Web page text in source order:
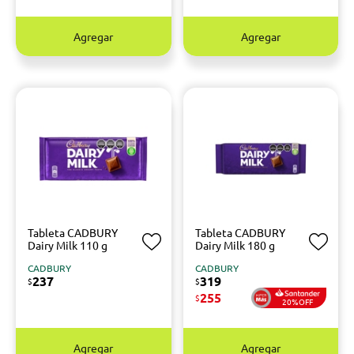
Agregar Agregar
Tableta CADBURY
Dairy Milk 110 g
CADBURY
$237
Agregar
Tableta CADBURY
Dairy Milk 180 g
CADBURY
$319
$255 20%OFF
Agregar